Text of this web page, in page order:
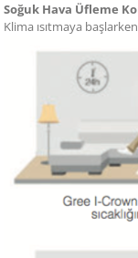
Soğuk Hava Üfleme
Klima ısıtmaya